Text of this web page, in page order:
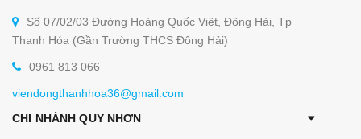
Thiết bị bếp công nghiệp, bếp nhà hàng Ở viễn
Số 07/02/03 Đường Hoàng Quốc Việt, Đông Hải, Tp
Thanh Hóa (Gần Trường THCS Đông Hải)
0961 813 066
viendongthanhhoa36@gmail.com
CHI NHÁNH QUY NHƠN